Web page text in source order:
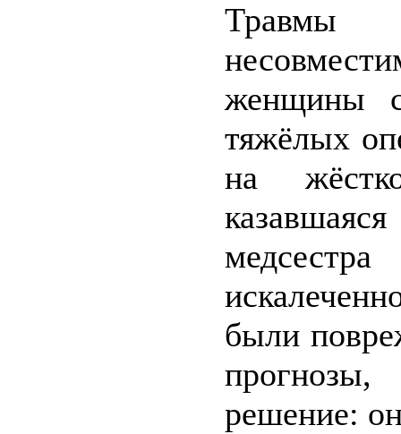
Травмы
женщины
тяжёлых
на
были
решение: